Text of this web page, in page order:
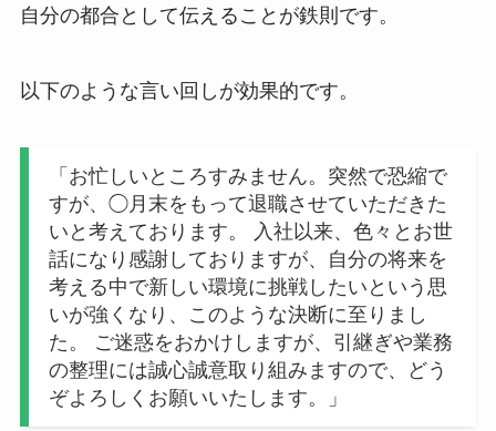
自分の都合として伝えることが鉄則です。
以下のような言い回しが効果的です。
「お忙しいところすみません。突然で恐縮で
すが、◯月末をもって退職させていただきた
いと考えております。 入社以来、色々とお世
話になり感謝しておりますが、自分の将来を
考える中で新しい環境に挑戦したいという思
いが強くなり、このような決断に至りまし
た。 ご迷惑をおかけしますが、引継ぎや業務
の整理には誠心誠意取り組みますので、どう
ぞよろしくお願いいたします。」